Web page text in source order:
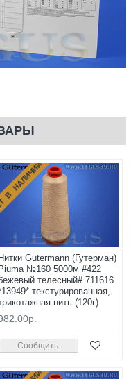
НАЛИЧИИ
Нитки Gutermann (Гутерман)
Piuma №160 5000м #422
телесный# 711616
текстурированная,
нить (120г)
Сообщить